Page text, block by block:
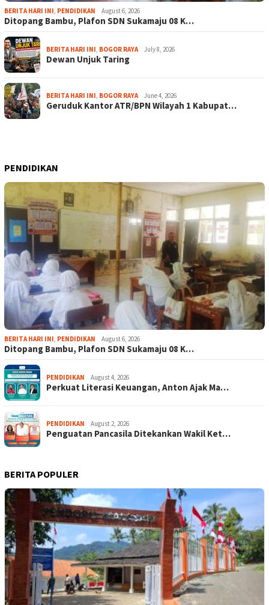
BERITA HARI INI PENDIDIKAN August 6, 2026
Ditopang Bambu, Plafon SDN Sukamaju 08 K…
BERITA HARI INI BOGOR RAYA July 8, 2026
Dewan Unjuk Taring
BERITA HARI INI BOGOR RAYA June 4, 2026
Geruduk Kantor ATR/BPN Wilayah 1 Kabupat…
PENDIDIKAN
BERITA HARI INI PENDIDIKAN August 6, 2026
Ditopang Bambu, Plafon SDN Sukamaju 08 K…
PENDIDIKAN August 4, 2026
Perkuat Literasi Keuangan, Anton Ajak Ma…
PENDIDIKAN August 2, 2026
Penguatan Pancasila Ditekankan Wakil Ket…
BERITA POPULER